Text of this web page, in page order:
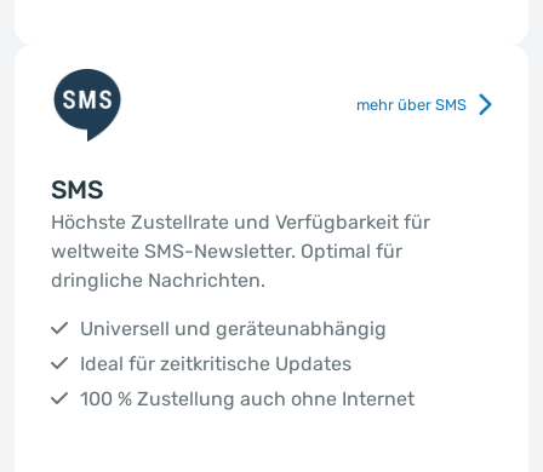
mehr über SMS
SMS
Höchste Zustellrate und Verfügbarkeit für
weltweite SMS-Newsletter. Optimal für
dringliche Nachrichten.
Universell und geräteunabhängig
Ideal für zeitkritische Updates
100 % Zustellung auch ohne Internet